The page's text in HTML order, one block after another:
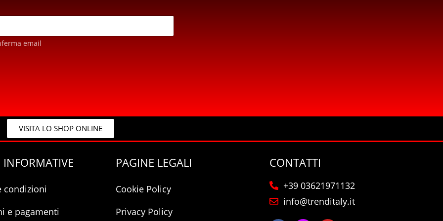
email
VISITA LO SHOP ONLINE
INFORMATIVE
condizioni
e pagamenti
PAGINE LEGALI
Cookie Policy
Privacy Policy
CONTATTI
+39 03621971132
info@trenditaly.it